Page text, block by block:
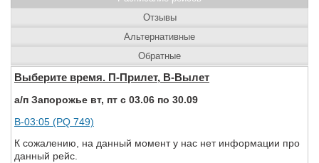
Выберите время. П-Прилет, В-Вылет
а/п Запорожье вт, пт с 03.06 по 30.09
В-03:05 (PQ 749)
К сожалению, на данный момент у нас нет информации про
данный рейс.
Отзывы
Альтернативные
Обратные